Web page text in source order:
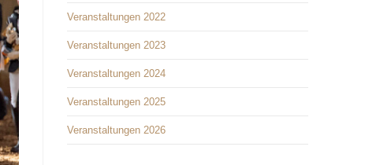
Veranstaltungen 2022
Veranstaltungen 2023
Veranstaltungen 2024
Veranstaltungen 2025
Veranstaltungen 2026